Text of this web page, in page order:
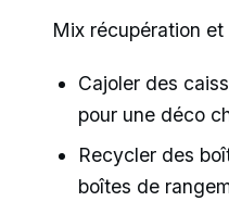
Mix récupération et
Cajoler des
pour une déco
Recycler des
boîtes de